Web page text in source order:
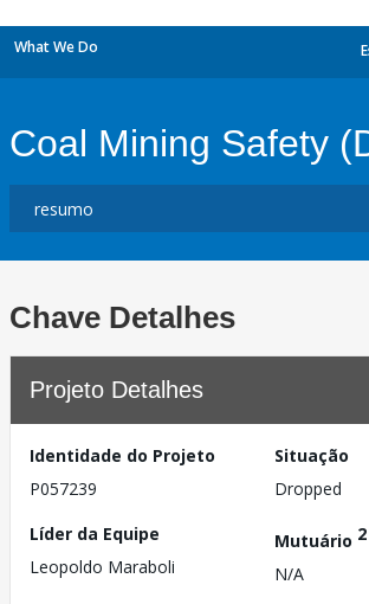
What We Do
Coal Mining Safety
Chave Detalhes
Projeto Detalhes
Identidade do Projeto
P057239
Situação
Dropped
Líder da Equipe
Leopoldo Maraboli
Mutuário 2
N/A